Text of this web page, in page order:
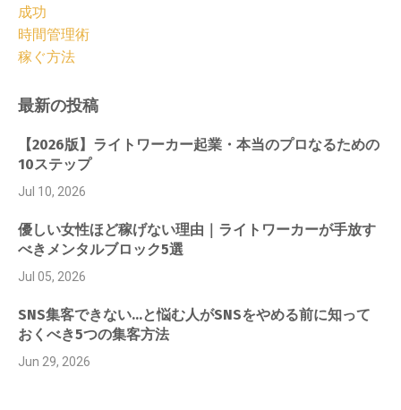
成功
時間管理術
稼ぐ方法
最新の投稿
【2026版】ライトワーカー起業・本当のプロなるための
10ステップ
Jul 10, 2026
優しい女性ほど稼げない理由｜ライトワーカーが手放す
べきメンタルブロック5選
Jul 05, 2026
SNS集客できない…と悩む人がSNSをやめる前に知って
おくべき5つの集客方法
Jun 29, 2026